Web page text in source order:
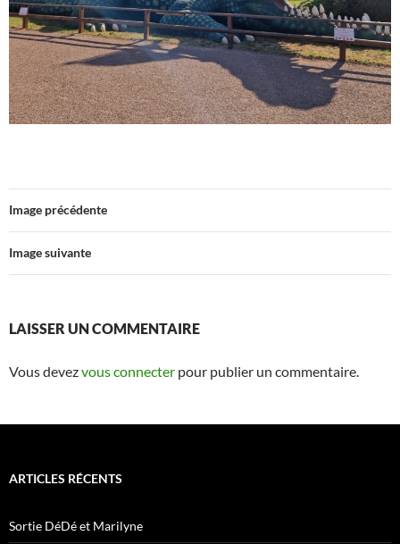
Image précédente
Image suivante
LAISSER UN COMMENTAIRE
Vous devezvous connecter pour publier un commentaire.
ARTICLES RÉCENTS
Sortie DéDé et Marilyne